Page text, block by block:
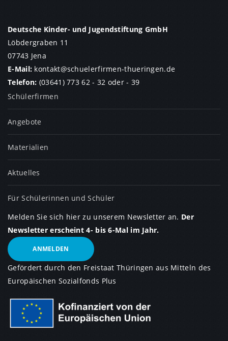
Deutsche Kinder- und Jugendstiftung GmbH
Löbdergraben 11
07743 Jena
E-Mail: kontakt@schuelerfirmen-thueringen.de
Telefon: (03641) 773 62 - 32 oder- 39
Schülerfirmen
Angebote
Materialien
Aktuelles
Für Schülerinnen und Schüler
Melden Sie sich hier zu unserem Newsletter an. Der
Newsletter erscheint 4- bis 6-Mal im Jahr.
ANMELDEN
Gefördert durch den Freistaat Thüringen aus Mitteln des
Europäischen Sozialfonds Plus